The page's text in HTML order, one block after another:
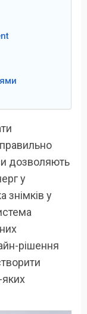
дозволяють
у
знімків у
рішення